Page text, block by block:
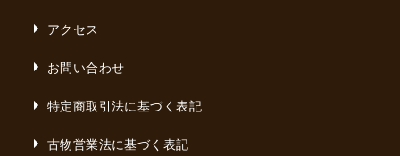
アクセス
お問い合わせ
特定商取引法に基づく表記
古物営業法に基づく表記